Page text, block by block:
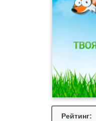
Рейтинг: